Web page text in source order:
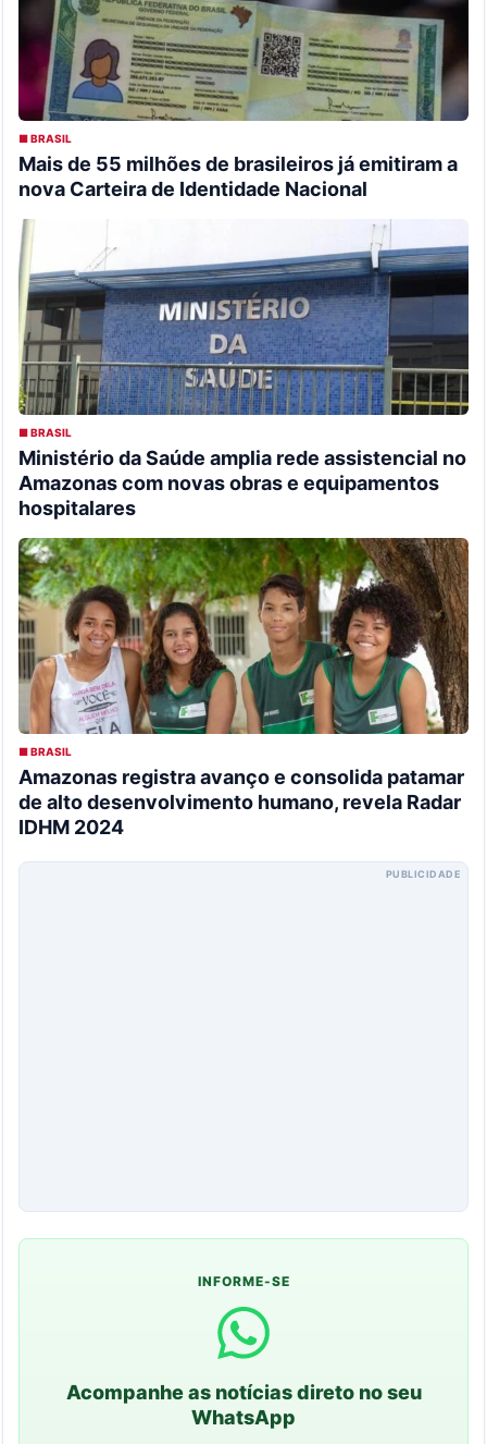
■ BRASIL
Mais de 55 milhões de brasileiros já emitiram a
nova Carteira de Identidade Nacional
■ BRASIL
Ministério da Saúde amplia rede assistencial no
Amazonas com novas obras e equipamentos
hospitalares
■ BRASIL
Amazonas registra avanço e consolida patamar
de alto desenvolvimento humano, revela Radar
IDHM 2024
PUBLICIDADE
INFORME-SE
Acompanhe as notícias direto no seu
WhatsApp